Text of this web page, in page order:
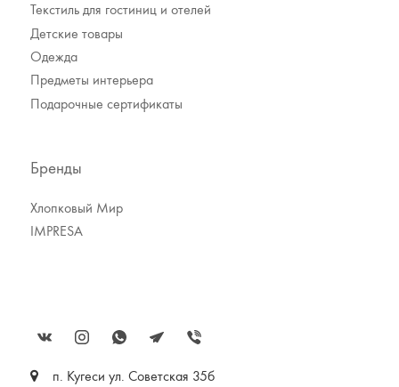
Текстиль для гостиниц и отелей
Детские товары
Одежда
Предметы интерьера
Подарочные сертификаты
Бренды
Хлопковый Мир
IMPRESA
п. Кугеси ул. Советская 35б